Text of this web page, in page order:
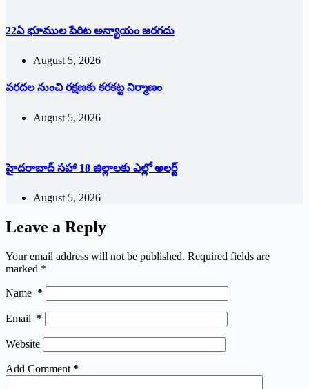
22ఏ భూముల పేరిట అన్యాయం జరగదు
August 5, 2026
వరదల నుంచి రక్షణకు కరకట్ట నిర్మాణం
August 5, 2026
హైదరాబాద్ సహా 18 జిల్లాలకు ఎల్లో అలర్ట్
August 5, 2026
Leave a Reply
Your email address will not be published. Required fields are
marked *
Name *
Email *
Website
Add Comment *